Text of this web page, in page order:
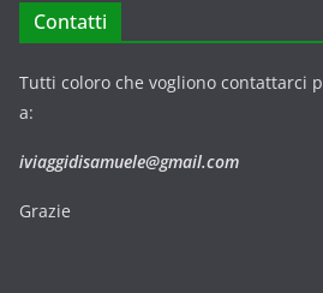
Contatti
Tutti coloro che vogliono contattarci
a:
iviaggidisamuele@gmail.com
Grazie